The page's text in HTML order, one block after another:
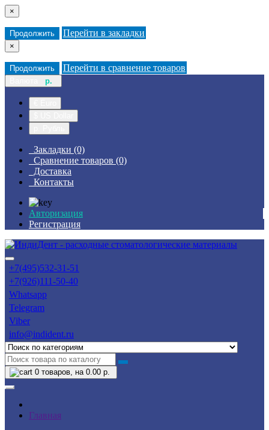
×
Продолжить Перейти в закладки
×
Продолжить Перейти в сравнение товаров
р.
Закладки (0)
Сравнение товаров (0)
Доставка
Контакты
Авторизация
Регистрация
+7(495)532-31-51
+7(926)111-50-40
Whatsapp
Telegram
Viber
info@indident.ru
0 товаров, на 0.00 р.
Главная